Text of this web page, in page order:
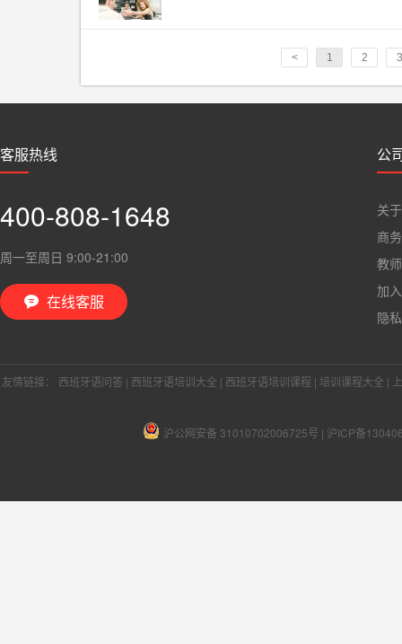
< 1 2 3
客服热线
400-808-1648
周一至周日 9:00-21:00
 在线客服
公
关
商
教
加
隐
友情链接： 西班牙语问答 | 西班牙语培训大全 | 西班牙语培训课程 | 培训课程大全 |
沪公网安备 31010702006725号 | 沪ICP备